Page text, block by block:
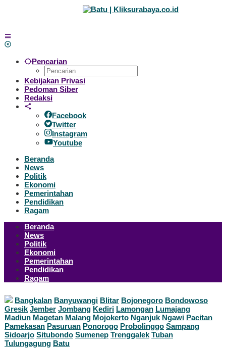
Pencarian
Kebijakan Privasi
Pedoman Siber
Redaksi
Facebook
Twitter
Instagram
Youtube
Beranda
News
Politik
Ekonomi
Pemerintahan
Pendidikan
Ragam
Beranda
News
Politik
Ekonomi
Pemerintahan
Pendidikan
Ragam
Bangkalan Banyuwangi Blitar Bojonegoro Bondowoso
Gresik Jember Jombang Kediri Lamongan Lumajang
Madiun Magetan Malang Mojokerto Nganjuk Ngawi Pacitan
Pamekasan Pasuruan Ponorogo Probolinggo Sampang
Sidoarjo Situbondo Sumenep Trenggalek Tuban
Tulungagung Batu